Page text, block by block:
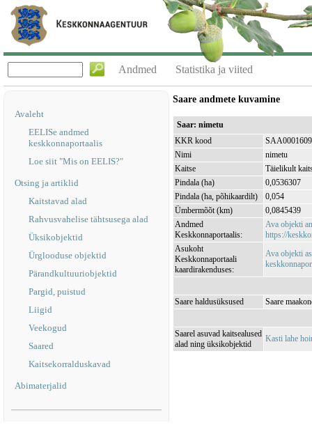
Andmed Statistika ja viited
Avaleht
EELISe andmed
keskkonnaportaalis
Loe siit "Mis on EELIS?"
Otsing ja artiklid
Kaitstavad alad
Rahvusvahelise tähtsusega alad
Üksikobjektid
Ürglooduse objektid
Pärandkultuuriobjektid
Pargid, puistud
Liigid
Veekogud
Saared
Kaitsekorralduskavad
Abimaterjalid
Saare andmete kuvamine
Saar: nimetu
KKR kood
SAA0001609
Nimi
nimetu
Kaitse
Täielikult
Pindala (ha)
0,0536307
Pindala (ha, põhikaardilt)
0,054
Ümbermõõt (km)
0,0845439
Andmed
Keskkonnaportaalis:
Ava objekti
https://
Asukoht
Keskkonnaportaali
kaardirakenduses:
Ava objekti
Saare haldusüksused Saare
Saarel asuvad kaitsealused
alad ning üksikobjektid
Kasti lahe